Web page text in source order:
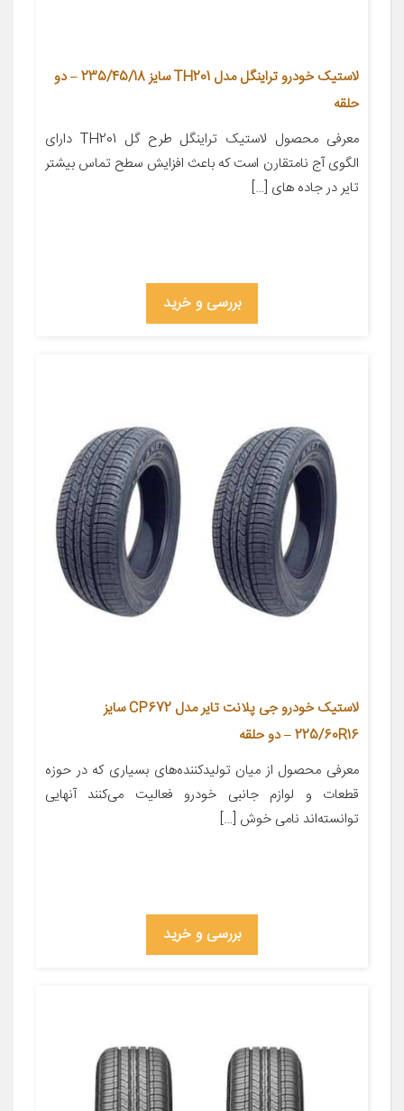
لاستیک خودرو تراینگل مدل TH201 سایز 235/45/18 – دو
حلقه
معرفی محصول لاستیک تراینگل طرح گل TH201 دارای
الگوی آج نامتقارن است که باعث افزایش سطح تماس بیشتر
تایر در جاده های […]
بررسی و خرید
لاستیک خودرو جی پلانت تایر مدل CP672 سایز
225/60R16 – دو حلقه
معرفی محصول از میان تولیدکننده‌های بسیاری که در حوزه
قطعات و لوازم جانبی خودرو فعالیت می‌کنند آنهایی
توانسته‌اند نامی خوش […]
بررسی و خرید